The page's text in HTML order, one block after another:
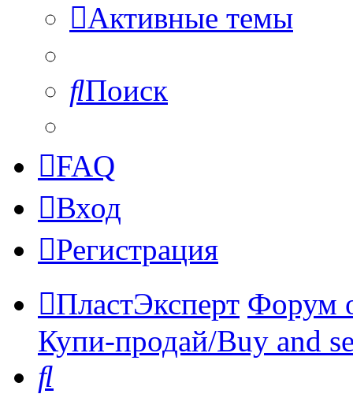
Активные темы
Поиск
FAQ
Вход
Регистрация
ПластЭксперт Форум
Купи-продай/Buy and